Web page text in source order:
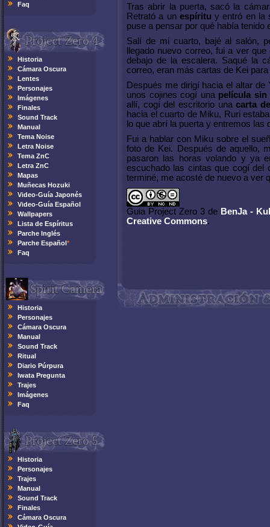
Faq
Historia
Cámara Oscura
Lentes
Personajes
Imágenes
Finales
Sound Track
Manual
Tema Noise
Letra Noise
Tema ZnC
Letra ZnC
Mapas
Muñecas Hozuki
Video-Guía Japonés
Video-Guía Español
Wallpapers
Lista de Espíritus
Parche Inglés
Parche Español*
Faq
Historia
Personajes
Cámara Oscura
Manual
Sound Track
Ritual
Diario Púrpura
Iwata Pregunta
Trajes
Imágenes
Faq
Historia
Personajes
Trajes
Manual
Sound Track
Finales
Cámara Oscura
Tras abrir la puerta, sacó la
Retrató a un espíritu y entró en la
puse a pensar por qué había tenido
Salí de mi cuarto, bajé al salón,
llegado nuevo correo, fui a ver
debajo de la escalera. Saqué la
correo, eran más cartas de Kei para
Después me dirigí hacia el altar
unos cojines cogí una película sin
allí, cogí del escritorio unacarta
hacia el cuarto de Miku, Ruri
lo que abrí la puerta y entremos las
Fui a hablar con Miku sobre el
foto de Kei. Después de aquello,
pasaron las horas volando y ya
escuchado las cintas que cogí del
terminé, me acosté de nuevo a ver
Guia Project Zero 3 de BenJa -
Creative Commons.